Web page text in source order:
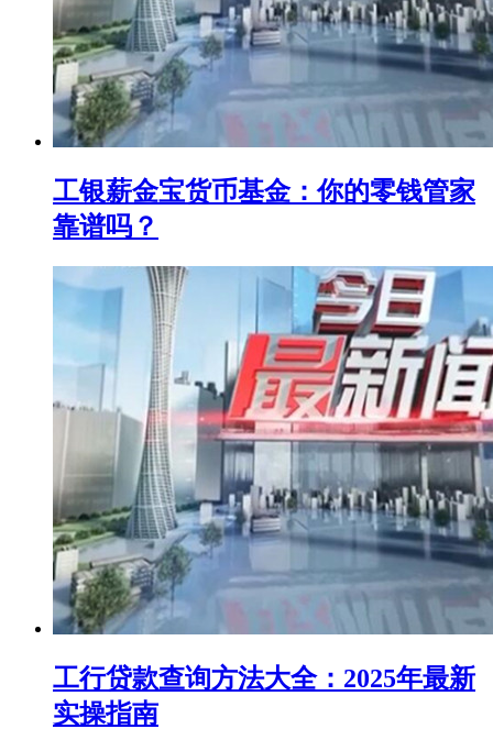
工银薪金宝货币基金：你的零钱管家
靠谱吗？
工行贷款查询方法大全：2025年最新
实操指南